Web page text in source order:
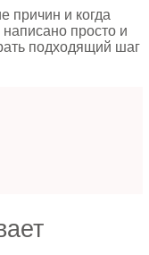
причин и когда
написано просто и
подходящий шаг